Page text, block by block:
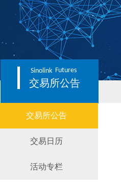
Sinolink Futures
交易所公告
交易所公告
交易日历
活动专栏